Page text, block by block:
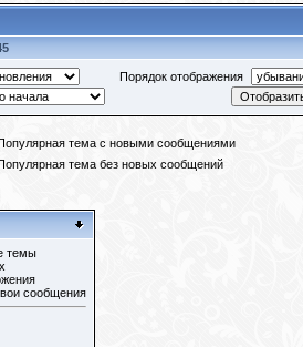
Порядок отображения
тема с новыми сообщениями
тема без новых сообщений
темы
сообщения